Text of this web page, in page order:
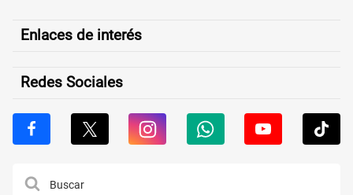
Enlaces de interés
Redes Sociales